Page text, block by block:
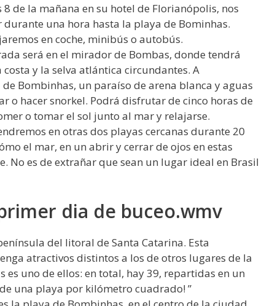
de la mañana en su hotel de Florianópolis, nos
una hora hasta la playa de Bominhas.
en coche, minibús o autobús.
será en el mirador de Bombas, donde tendrá
y la selva atlántica circundantes. A
Bombinhas, un paraíso de arena blanca y aguas
o hacer snorkel. Podrá disfrutar de cinco horas de
o tomar el sol junto al mar y relajarse.
en otras dos playas cercanas durante 20
el mar, en un abrir y cerrar de ojos en estas
No es de extrañar que sean un lugar ideal en Brasil
dia de buceo.wmv
del litoral de Santa Catarina. Esta
atractivos distintos a los de otros lugares de la
uno de ellos: en total, hay 39, repartidas en un
una playa por kilómetro cuadrado! ”